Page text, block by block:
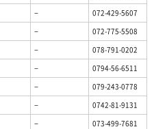
−
072-429-5607
−
072-775-5508
−
078-791-0202
−
0794-56-6511
−
079-243-0778
−
0742-81-9131
− 073-499-7681